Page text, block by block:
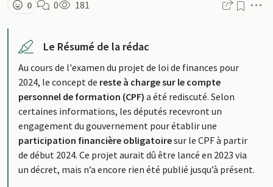
0 0 181
Le Résumé de la rédac
Au cours de l'examen du projet de loi de finances pour
2024, le concept de reste à charge sur le compte
personnel de formation (CPF) a été rediscuté. Selon
certaines informations, les députés recevront un
engagement du gouvernement pour établir une
participation financière obligatoiresur le CPF à partir
de début 2024. Ce projet aurait dû être lancé en 2023 via
un décret, mais n’a encore rien été publié jusqu’à présent.